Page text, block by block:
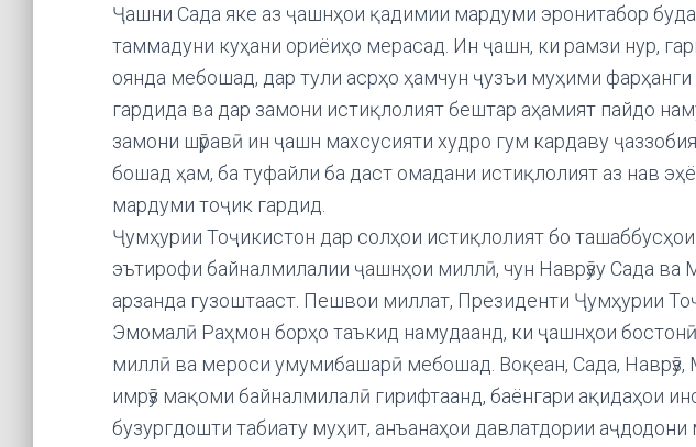
Ҷашни Сада яке аз ҷашнҳои қадимии мардуми эронитабор
таммадуни куҳани ориёиҳо мерасад. Ин ҷашн, ки рамзи нур,
оянда мебошад, дар тули асрҳо ҳамчун ҷузъи муҳими
гардида ва дар замони истиқлолият бештар аҳамият пайдо
замони шӯравӣ ин ҷашн махсусияти худро гум кардаву
бошад ҳам, ба туфайли ба даст омадани истиқлолият аз нав
мардуми тоҷик гардид.
Ҷумҳурии Тоҷикистон дар солҳои истиқлолият бо
эътирофи байналмилалии ҷашнҳои миллӣ, чун Наврӯзу Сада ва
арзанда гузоштааст. Пешвои миллат, Президенти Ҷумҳурии
Эмомалӣ Раҳмон борҳо таъкид намудаанд, ки ҷашнҳои
миллӣ ва мероси умумибашарӣ мебошад. Воқеан, Сада, Наврӯз,
имрӯз мақоми байналмилалӣ гирифтаанд, баёнгари ақидаҳои
бузургдошти табиату муҳит, анъанаҳои давлатдории аҷдодони